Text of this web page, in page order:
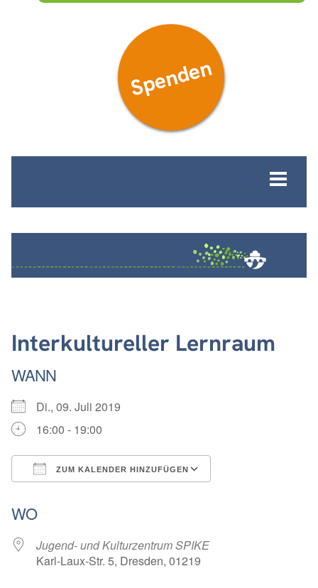
Spenden
Interkultureller Lernraum
WANN
Di., 09. Juli 2019
16:00 - 19:00
ZUM KALENDER HINZUFÜGEN
WO
Jugend- und Kulturzentrum SPIKE
Karl-Laux-Str. 5, Dresden, 01219